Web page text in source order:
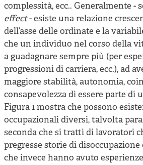
complessità, ecc.. Generalmente -
effect- esiste una relazione
dell’asse delle ordinate e la
che un individuo nel corso della
a guadagnare sempre più (per
progressioni di carriera, ecc.), ad
maggiore stabilità, autonomia,
consapevolezza di essere parte di
Figura 1 mostra che possono
occupazionali diversi, talvolta
seconda che si tratti di lavoratori
pregresse storie di
che invece hanno avuto